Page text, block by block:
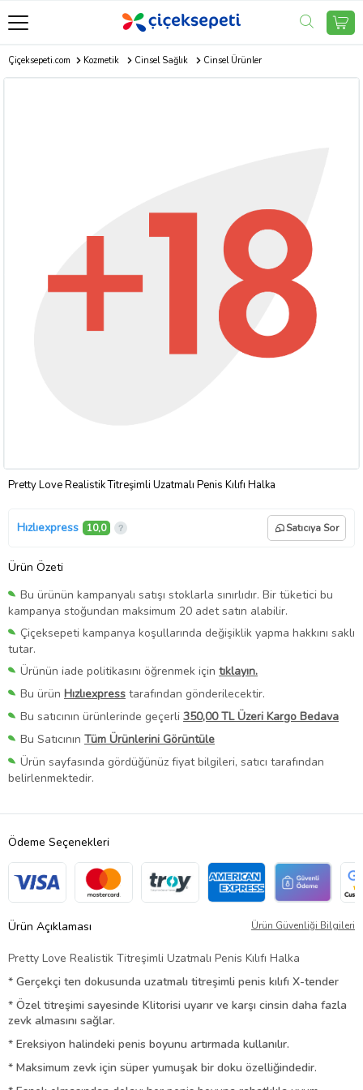
Çiçeksepeti.com Kozmetik Cinsel Sağlık Cinsel Ürünler
Pretty Love Realistik Titreşimli Uzatmalı Penis Kılıfı Halka
Hızlıexpress 10,0 Satıcıya Sor
Ürün Özeti
Bu ürünün kampanyalı satışı stoklarla sınırlıdır. Bir tüketici bu
kampanya stoğundan maksimum 20 adet satın alabilir.
Çiçeksepeti kampanya koşullarında değişiklik yapma hakkını saklı
tutar.
Ürünün iade politikasını öğrenmek için tıklayın.
Bu ürün Hızlıexpress tarafından gönderilecektir.
Bu satıcının ürünlerinde geçerli 350,00 TL Üzeri Kargo Bedava
Bu Satıcının Tüm Ürünlerini Görüntüle
Ürün sayfasında gördüğünüz fiyat bilgileri, satıcı tarafından
belirlenmektedir.
Ödeme Seçenekleri
Ürün Açıklaması Ürün Güvenliği Bilgileri
Pretty Love Realistik Titreşimli Uzatmalı Penis Kılıfı Halka
* Gerçekçi ten dokusunda uzatmalı titreşimli penis kılıfı X-tender
* Özel titreşimi sayesinde Klitorisi uyarır ve karşı cinsin daha fazla
zevk almasını sağlar.
* Ereksiyon halindeki penis boyunu artırmada kullanılır.
* Maksimum zevk için süper yumuşak bir doku özelliğindedir.